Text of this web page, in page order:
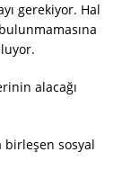
gerekiyor. Hal
alacağı
birleşen sosyal